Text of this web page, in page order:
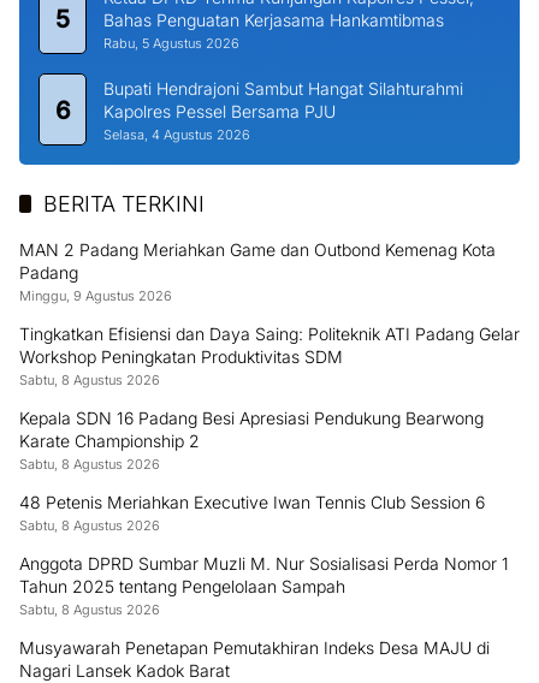
5
Bahas Penguatan Kerjasama Hankamtibmas
Rabu, 5 Agustus 2026
6
Bupati Hendrajoni Sambut Hangat Silahturahmi
Kapolres Pessel Bersama PJU
Selasa, 4 Agustus 2026
BERITA TERKINI
MAN 2 Padang Meriahkan Game dan Outbond Kemenag Kota
Padang
Minggu, 9 Agustus 2026
Tingkatkan Efisiensi dan Daya Saing: Politeknik ATI Padang Gelar
Workshop Peningkatan Produktivitas SDM
Sabtu, 8 Agustus 2026
Kepala SDN 16 Padang Besi Apresiasi Pendukung Bearwong
Karate Championship 2
Sabtu, 8 Agustus 2026
48 Petenis Meriahkan Executive Iwan Tennis Club Session 6
Sabtu, 8 Agustus 2026
Anggota DPRD Sumbar Muzli M. Nur Sosialisasi Perda Nomor 1
Tahun 2025 tentang Pengelolaan Sampah
Sabtu, 8 Agustus 2026
Musyawarah Penetapan Pemutakhiran Indeks Desa MAJU di
Nagari Lansek Kadok Barat